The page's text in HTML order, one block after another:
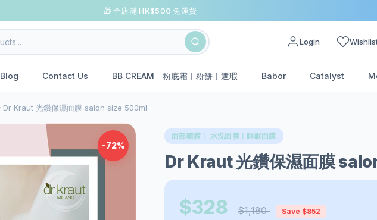
🎁 全店滿 HK$500 免運費
Login
Blog Contact Us BB CREAM︱粉底霜︱粉餅︱遮瑕 Babor Catalyst
Dr Kraut 光鑽保濕面膜 salon size 500ml
-72%
面部噴霧︱ 水洗面膜︱睡眠面膜
Dr Kraut 光鑽保濕面膜
$328 $1,180 Save $852